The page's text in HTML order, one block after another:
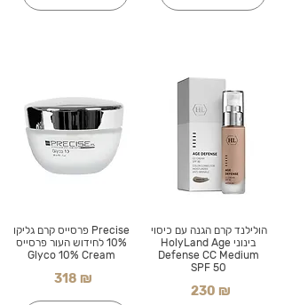
Precise פרסייס קרם גליקו
10% לחידוש העור פרסייס
Glyco 10% Cream
318 ₪
הולילנד קרם הגנה עם כיסוי
בינוני HolyLand Age
Defense CC Medium
SPF 50
230 ₪